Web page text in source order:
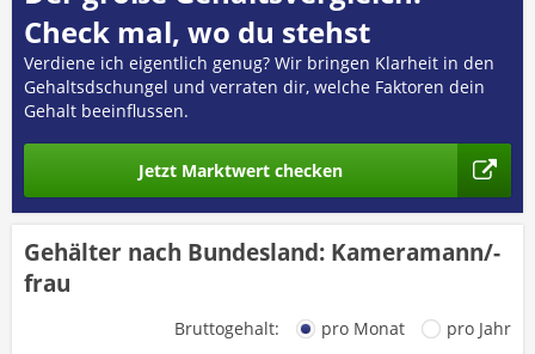
Check mal, wo du stehst
Verdiene ich eigentlich genug? Wir bringen Klarheit in den
Gehaltsdschungel und verraten dir, welche Faktoren dein
Gehalt beeinflussen.
Jetzt Marktwert checken
Gehälter nach Bundesland: Kameramann/-
frau
Bruttogehalt: pro Monat pro Jahr